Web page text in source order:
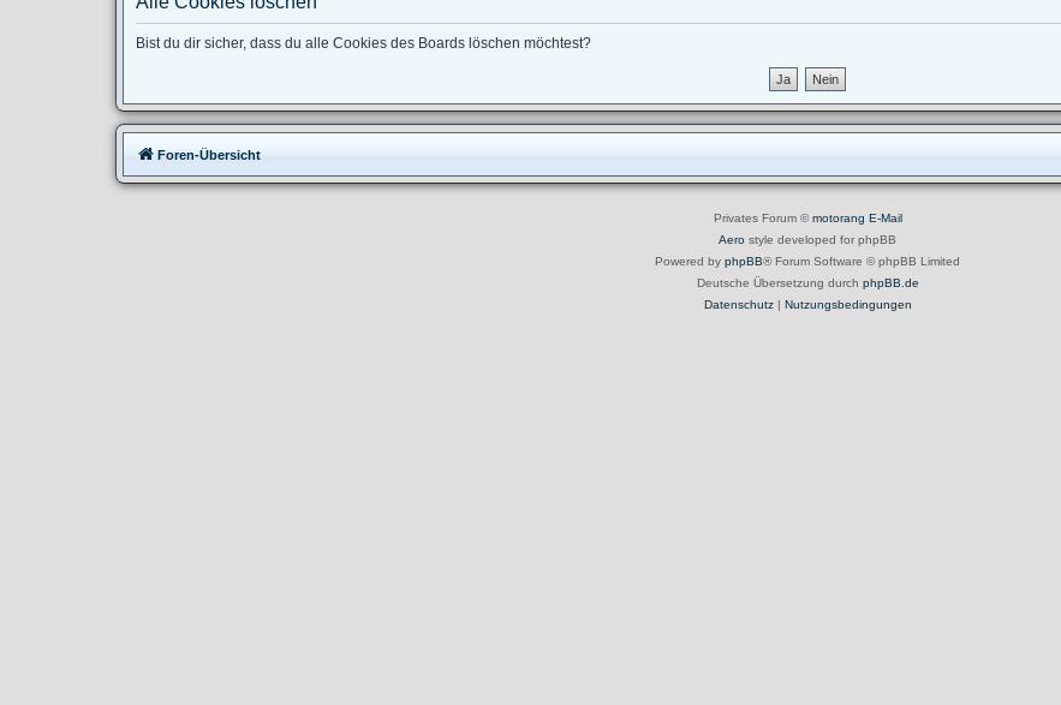
Bist du dir sicher, dass du alle Cookies des Boards löschen möchtest?
Foren-Übersicht
Privates Forum ©motorang E-Mail
Aero style developed for phpBB
Powered by phpBB® Forum Software © phpBB Limited
Deutsche Übersetzung durch phpBB.de
Datenschutz| Nutzungsbedingungen